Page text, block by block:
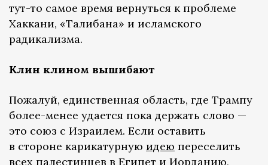
тут-то самое время вернуться к проблеме
Хаккани, «Талибана» и исламского
радикализма.
Клин клином вышибают
Пожалуй, единственная область, где Трампу
более-менее удается пока держать слово —
это союз с Израилем. Если оставить
в стороне карикатурную идею переселить
всех палестинцев в Египет и Иорданию,